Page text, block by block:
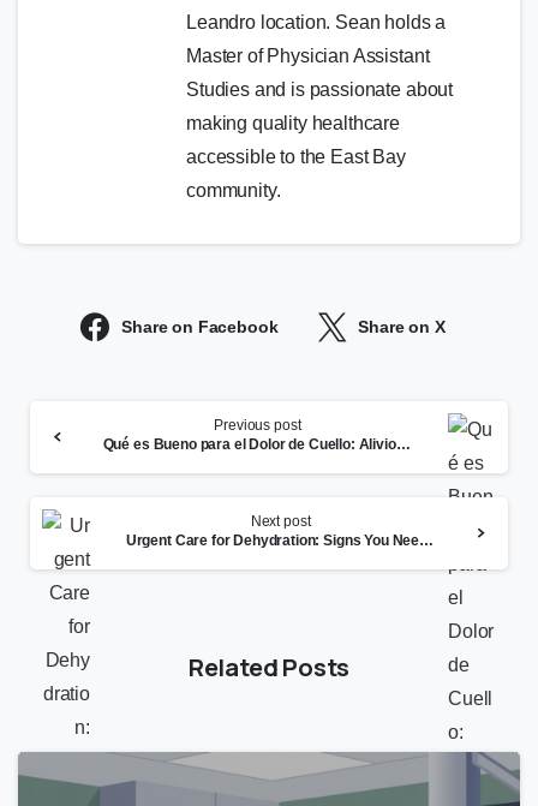
Leandro location. Sean holds a
Master of Physician Assistant
Studies and is passionate about
making quality healthcare
accessible to the East Bay
community.
Share on Facebook Share on X
Reading
Previous post
Qué es Bueno para el Dolor de Cuello: Alivio Seguro y Señales de Alerta
Next post
Urgent Care for Dehydration: Signs You Need Same-Day Care and When to Go to the ER
Related Posts
0